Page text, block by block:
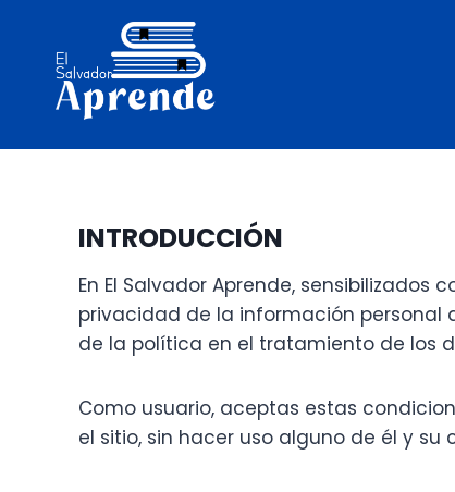
contenido
INTRODUCCIÓN
En El Salvador Aprende,
privacidad de la información personal
de la política en el tratamiento de los
Como usuario, aceptas estas
el sitio, sin hacer uso alguno de él y